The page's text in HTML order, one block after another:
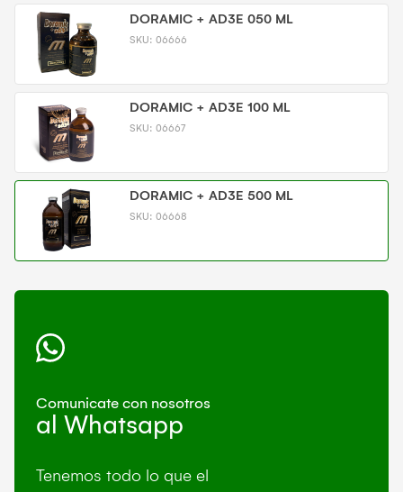
DORAMIC + AD3E 050 ML
SKU: 06666
DORAMIC + AD3E 100 ML
SKU: 06667
DORAMIC + AD3E 500 ML
SKU: 06668
Comunicate con nosotros
al Whatsapp
Tenemos todo lo que el